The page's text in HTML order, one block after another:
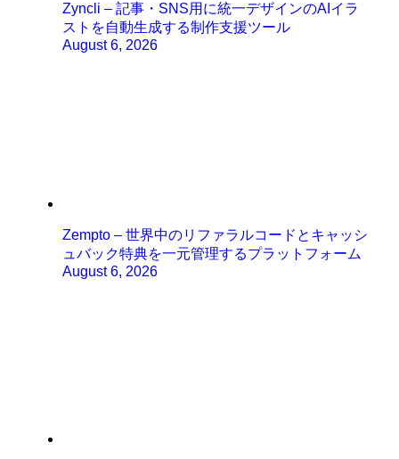
Zyncli – 記事・SNS用に統一デザインのAIイラ
ストを自動生成する制作支援ツール
August 6, 2026
Zempto – 世界中のリファラルコードとキャッシ
ュバック特典を一元管理するプラットフォーム
August 6, 2026